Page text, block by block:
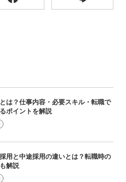
は？仕事内容・必要スキル・転職で
ポイントを解説
用と中途採用の違いとは？転職時の
解説